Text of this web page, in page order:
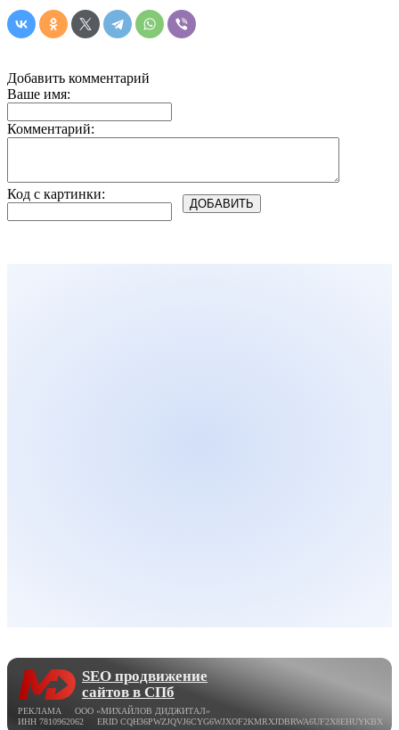
Добавить комментарий
Ваше имя:
Комментарий:
Код с картинки:
SEO продвижение
сайтов в СПб
РЕКЛАМА ООО «МИХАЙЛОВ ДИДЖИТАЛ»
ИНН 7810962062 ERID CQH36PWZJQVJ6CYG6WJXOF2KMRXJDBRWA6UF2X8EHUYKBX